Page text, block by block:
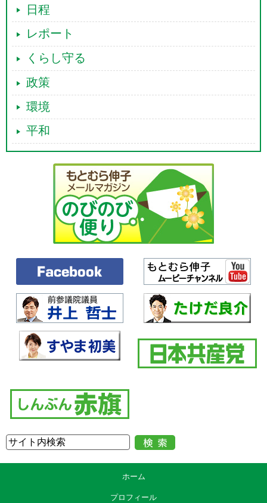
日程
レポート
くらし守る
政策
環境
平和
ホーム
プロフィール